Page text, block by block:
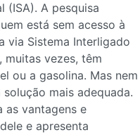
(ISA). A pesquisa
está sem acesso à
via Sistema Interligado
muitas vezes, têm
ou a gasolina. Mas nem
solução mais adequada.
as vantagens e
e apresenta